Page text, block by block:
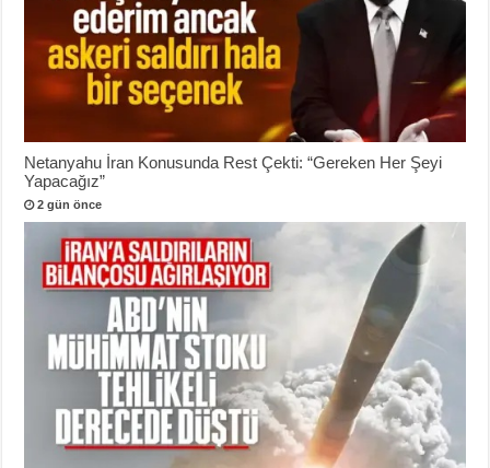
Netanyahu İran Konusunda Rest Çekti: “Gereken Her Şeyi
Yapacağız”
2 gün önce